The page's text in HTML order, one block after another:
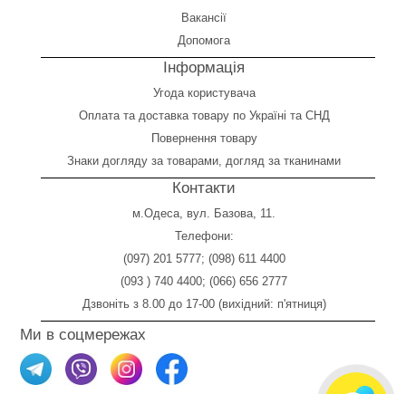
Вакансії
Допомога
Інформація
Угода користувача
Оплата та доставка товару по Україні та СНД
Повернення товару
Знаки догляду за товарами, догляд за тканинами
Контакти
м.Одеса, вул. Базова, 11.
Телефони:
(097) 201 5777; (098) 611 4400
(093 ) 740 4400; (066) 656 2777
Дзвоніть з 8.00 до 17-00 (вихідний: п'ятниця)
Ми в соцмережах